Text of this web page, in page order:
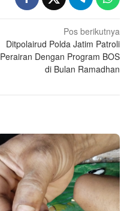
Pos berikutnya
Ditpolairud Polda Jatim Patroli
Perairan Dengan Program BOS
di Bulan Ramadhan